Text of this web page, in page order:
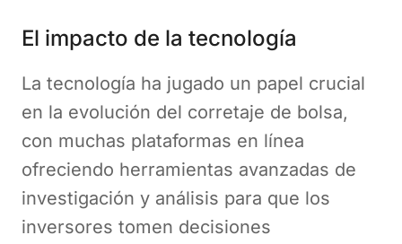
El impacto de la tecnología
La tecnología ha jugado un papel crucial
en la evolución del corretaje de bolsa,
con muchas plataformas en línea
ofreciendo herramientas avanzadas de
investigación y análisis para que los
inversores tomen decisiones